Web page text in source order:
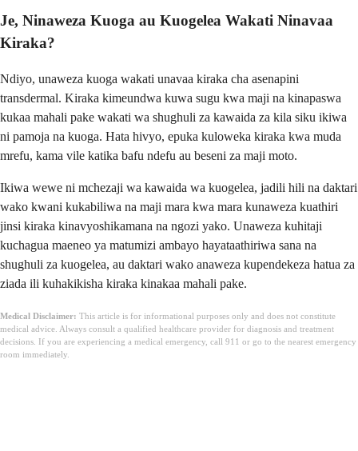
Je, Ninaweza Kuoga au Kuogelea Wakati Ninavaa
Kiraka?
Ndiyo, unaweza kuoga wakati unavaa kiraka cha asenapini
transdermal. Kiraka kimeundwa kuwa sugu kwa maji na kinapaswa
kukaa mahali pake wakati wa shughuli za kawaida za kila siku ikiwa
ni pamoja na kuoga. Hata hivyo, epuka kuloweka kiraka kwa muda
mrefu, kama vile katika bafu ndefu au beseni za maji moto.
Ikiwa wewe ni mchezaji wa kawaida wa kuogelea, jadili hili na daktari
wako kwani kukabiliwa na maji mara kwa mara kunaweza kuathiri
jinsi kiraka kinavyoshikamana na ngozi yako. Unaweza kuhitaji
kuchagua maeneo ya matumizi ambayo hayataathiriwa sana na
shughuli za kuogelea, au daktari wako anaweza kupendekeza hatua za
ziada ili kuhakikisha kiraka kinakaa mahali pake.
Medical Disclaimer: This article is for informational purposes only and does not constitute
medical advice. Always consult a qualified healthcare provider for diagnosis and treatment
decisions. If you are experiencing a medical emergency, call 911 or go to the nearest emergency
room immediately.